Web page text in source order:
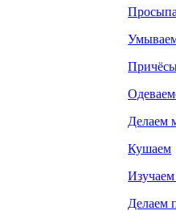
Делаем
Кушаем
Изучаем
Делаем